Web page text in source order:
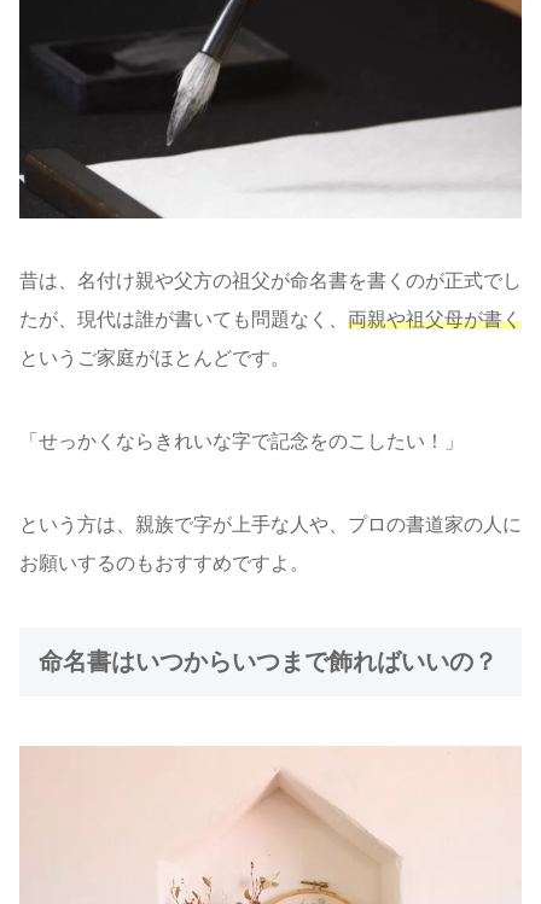
昔は、名付け親や父方の祖父が命名書を書くのが正式でし
たが、現代は誰が書いても問題なく、 両親や祖父母が書く
というご家庭がほとんどです。
「せっかくならきれいな字で記念をのこしたい！」
という方は、親族で字が上手な人や、プロの書道家の人に
お願いするのもおすすめですよ。
命名書はいつからいつまで飾ればいいの？